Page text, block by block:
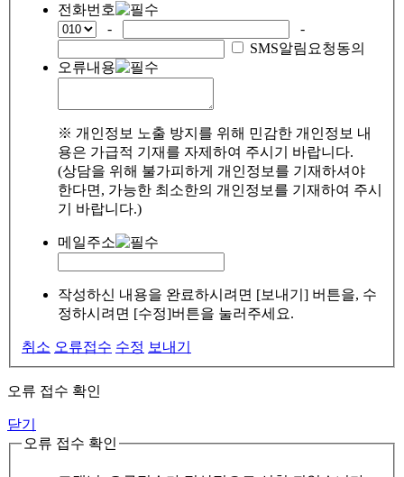
전화번호
-
-
SMS알림요청동의
오류내용
※ 개인정보 노출 방지를 위해 민감한 개인정보 내
용은 가급적 기재를 자제하여 주시기 바랍니다.
(상담을 위해 불가피하게 개인정보를 기재하셔야
한다면, 가능한 최소한의 개인정보를 기재하여 주시
기 바랍니다.)
메일주소
작성하신 내용을 완료하시려면 [보내기] 버튼을, 수
정하시려면 [수정]버튼을 눌러주세요.
취소 오류접수 수정 보내기
오류 접수 확인
닫기
오류 접수 확인